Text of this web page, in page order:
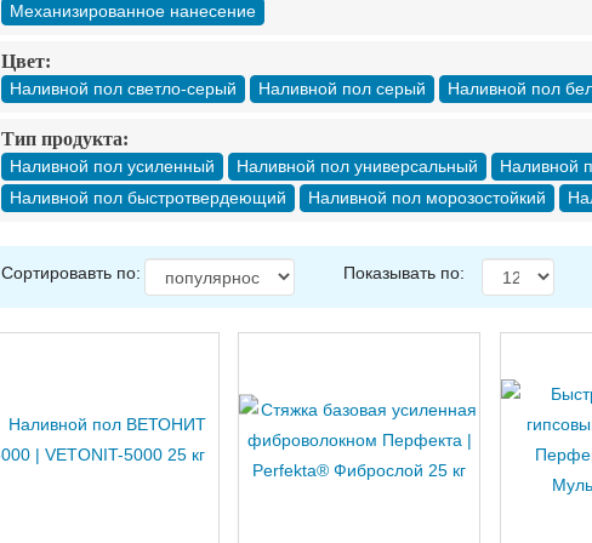
Механизированное нанесение
Цвет:
Наливной пол светло-серый Наливной пол серый Наливной пол
Тип продукта:
Наливной пол усиленный Наливной пол универсальный
Наливной
Наливной пол быстротвердеющий
Наливной пол морозостойкий
Сортировавть по: Показывать по: